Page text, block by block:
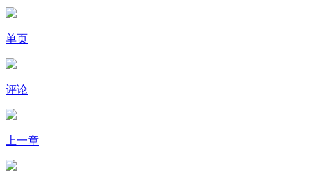
单页
评论
上一章